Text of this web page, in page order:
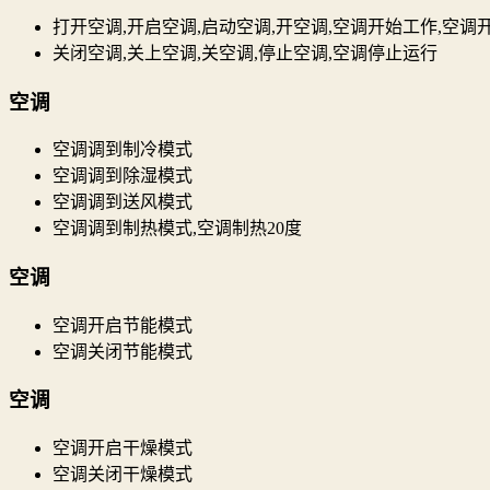
打开空调,开启空调,启动空调,开空调,空调开始工作,空调
关闭空调,关上空调,关空调,停止空调,空调停止运行
空调
空调调到制冷模式
空调调到除湿模式
空调调到送风模式
空调调到制热模式,空调制热20度
空调
空调开启节能模式
空调关闭节能模式
空调
空调开启干燥模式
空调关闭干燥模式